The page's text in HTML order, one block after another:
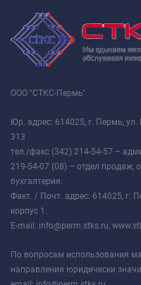
ООО "СТКС-Пермь"
Юр. адрес: 614025, г. Пермь, ул.
313
тел./факс (342) 214-54-57 –
219-54-07 (08) – отдел продаж,
бухгалтерия.
Факт. / Почт. адрес: 614025, г.
корпус 1.
E-mail: info@perm.stks.ru,
По вопросам использования
направления юридически